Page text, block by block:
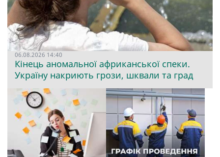
06.08.2026 14:40
Кінець аномальної африканської спеки.
Україну накриють грози, шквали та град